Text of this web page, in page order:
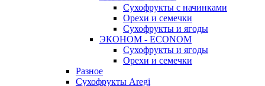
Сухофрукты с начинками
Орехи и семечки
Сухофрукты и ягоды
ЭКОНОМ - ECONOM
Сухофрукты и ягоды
Орехи и семечки
Разное
Сухофрукты Aregi